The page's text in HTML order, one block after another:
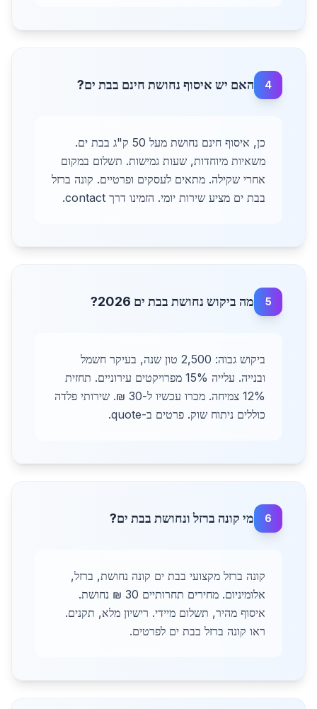
4 האם יש איסוף נחושת חינם בבת ים?
כן, איסוף חינם נחושת מעל 50 ק"ג בבת ים.
משאיות מיוחדות, שעות גמישות. תשלום במקום
אחרי שקילה. מתאים לעסקים ופרטיים. קונה ברזל
בבת ים מציע שירות יומי. הזמינו דרך contact.
5 מה ביקוש נחושת בבת ים 2026?
ביקוש גבוה: 2,500 טון שנה, בעיקר חשמל
ובנייה. עלייה 15% מפרויקטים עירוניים. תחזית
12% צמיחה. מכרו עכשיו ל-30 ₪. שירותי פלדה
כוללים ניתוח שוק. פרטים ב-quote.
6 מי קונה ברזל ונחושת בבת ים?
קונה ברזל מקצועי בבת ים קונה נחושת, ברזל,
אלומיניום. מחירים תחרותיים 30 ₪ נחושת.
איסוף מהיר, תשלום מיידי. רישיון מלא, תקנים.
ראו קונה ברזל בבת ים לפרטים.